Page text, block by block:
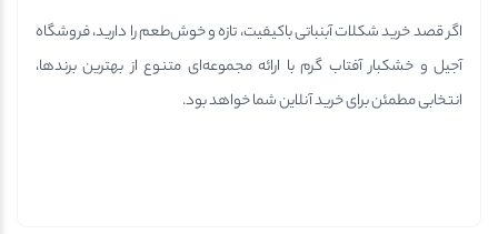
اگر قصد خرید شکلات آبنباتی باکیفیت، تازه و خوش‌طعم را دارید، فروشگاه
آجیل و خشکبار آفتاب گرم با ارائه مجموعه‌ای متنوع از بهترین برندها،
انتخابی مطمئن برای خرید آنلاین شما خواهد بود.